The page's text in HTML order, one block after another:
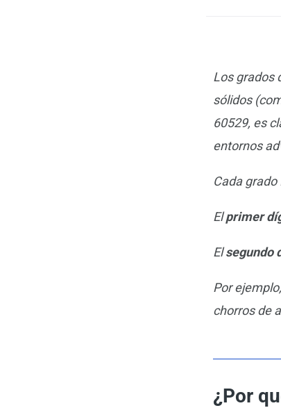
Los grados
sólidos
60529, es
entornos
Cada
Elprimer
Elsegundo
Por ejemplo,
chorros de
¿Por